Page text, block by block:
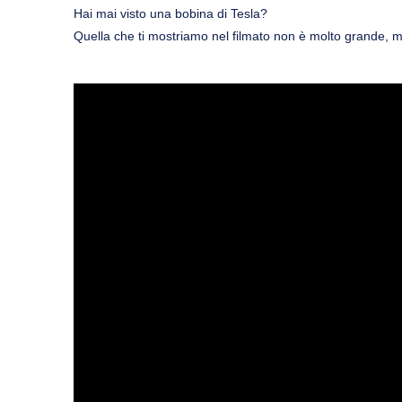
Hai mai visto una bobina di Tesla?
Quella che ti mostriamo nel filmato non è molto grande,